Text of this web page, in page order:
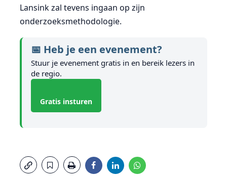
Lansink zal tevens ingaan op zijn
onderzoeksmethodologie.
📅 Heb je een evenement?
Stuur je evenement gratis in en bereik lezers in
de regio.
Gratis insturen